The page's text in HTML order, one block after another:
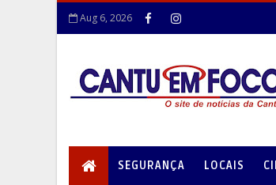
Aug 6, 2026
SEGURANÇA LOCAIS